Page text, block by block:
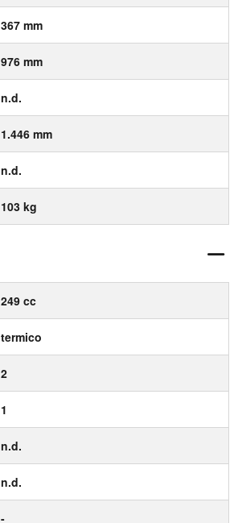
367 mm
976 mm
n.d.
1.446 mm
n.d.
103 kg
249 cc
termico
2
1
n.d.
n.d.
-